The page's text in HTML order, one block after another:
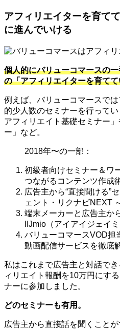
アフィリエイターを育て
に進んでいける
個人的にバリューコマースの
の「アフィリエイターを育て
例えば、バリューコマースで
的少人数のセミナーを行って
アフィリエイト基礎セミナー
ー」など。
2018年〜の一部：
初級者向けセミナー＆ワ
つながるコンテンツ作成
広告主から“直接聞ける”
ェント・リクナビNEXT
端末メーカーと広告主か
IIJmio（アイアイジェイ
バリューコマースVOD担
動画配信サービスを徹底
私はこれまで広告主と対話で
ィリエイト報酬を10万円にす
ナーに参加しました。
どのセミナーも有用。
広告主から直接話を聞くこと